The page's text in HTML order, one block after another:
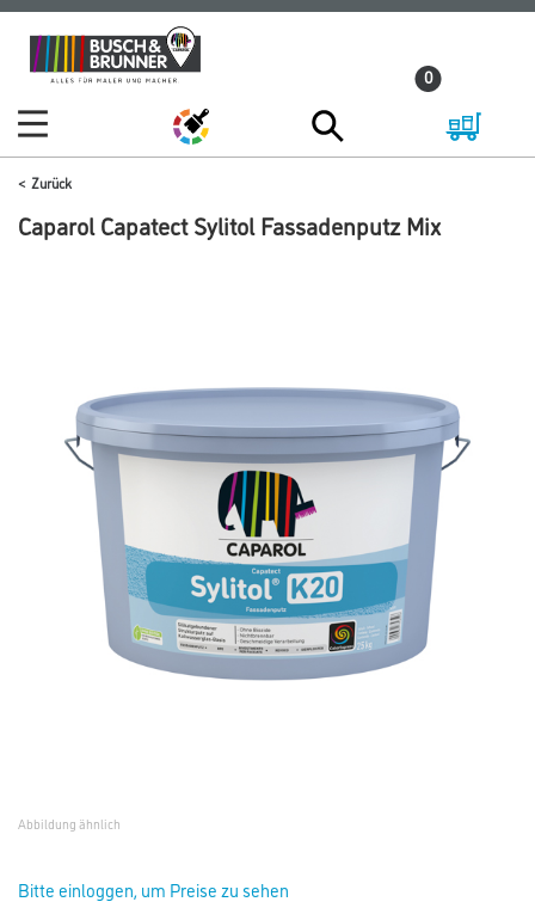
Zum
Inhalt
Zum
Navigationsmenü
0
Zurück
Caparol Capatect Sylitol Fassadenputz Mix
Abbildung ähnlich
Bitte einloggen, um Preise zu sehen